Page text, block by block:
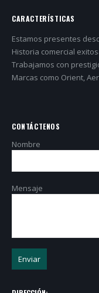
CARACTERÍSTICAS
Estamos presentes
Historia comercial
Trabajamos con
Marcas como Orient,
CONTÁCTENOS
Nombre
Mensaje